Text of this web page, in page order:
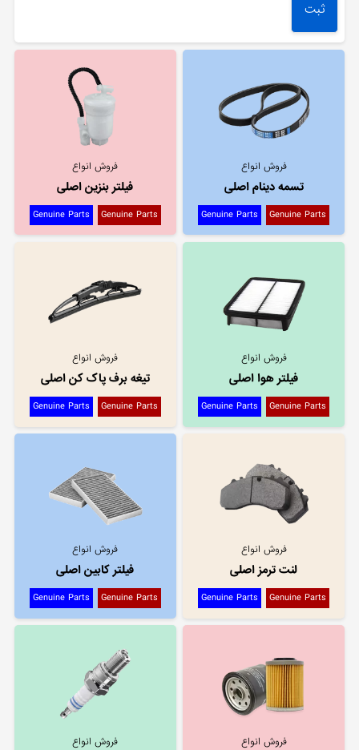
فروش انواع
تسمه دینام اصلی
Genuine Parts
Genuine Parts
فروش انواع
فیلتر بنزین اصلی
Genuine Parts
Genuine Parts
فروش انواع
فیلتر هوا اصلی
Genuine Parts
Genuine Parts
فروش انواع
تیغه برف پاک کن اصلی
Genuine Parts
Genuine Parts
فروش انواع
لنت ترمز اصلی
Genuine Parts
Genuine Parts
فروش انواع
فیلتر کابین اصلی
Genuine Parts
Genuine Parts
فروش انواع فروش انواع